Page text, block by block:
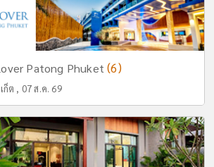
Patong Phuket(6)
ก็ต , 07 ส.ค. 69